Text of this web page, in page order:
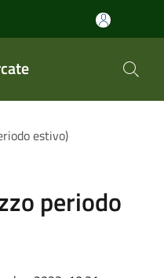
estivo)
periodo